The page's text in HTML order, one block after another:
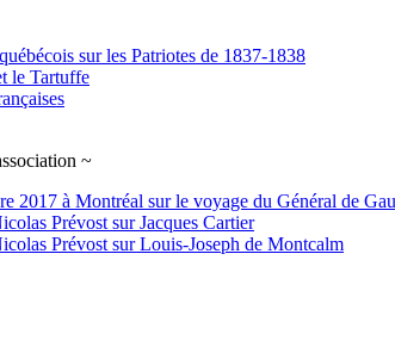
sur les Patriotes de 1837-1838
le Tartuffe
~
2017 à Montréal sur le voyage du Général de
Prévost sur Jacques Cartier
Prévost sur Louis-Joseph de Montcalm